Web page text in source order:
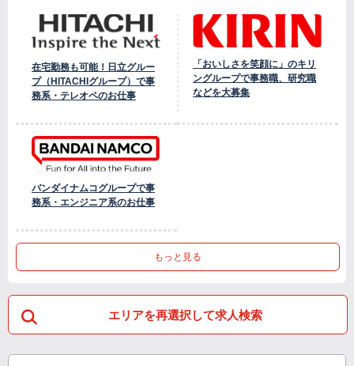
在宅勤務も可能！日立グルー
プ（HITACHIグループ）で事
務系・テレオペのお仕事
「おいしさを笑顔に」のキリ
ングループで事務職、研究職
などを大募集
バンダイナムコグループで事
務系・エンジニア系のお仕事
もっと見る
エリアを再選択して求人検索